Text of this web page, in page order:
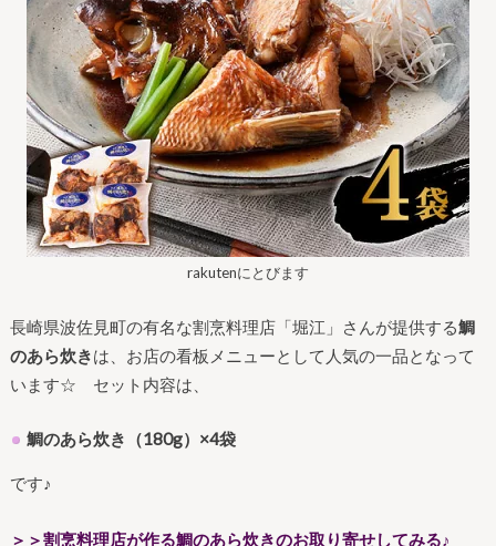
rakutenにとびます
長崎県波佐見町の有名な割烹料理店「堀江」さんが提供する鯛
のあら炊きは、お店の看板メニューとして人気の一品となって
います☆ セット内容は、
鯛のあら炊き（180g）×4袋
です♪
＞＞割烹料理店が作る鯛のあら炊きのお取り寄せしてみる♪